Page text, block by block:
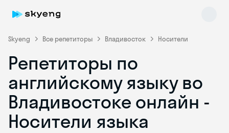
Skyeng Все репетиторы Владивосток Носители
Репетиторы по
английскому языку во
Владивостоке онлайн -
Носители языка